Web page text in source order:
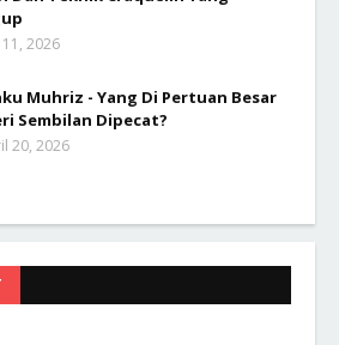
11, 2026
Muhriz - Yang Di Pertuan Besar
Sembilan Dipecat?
20, 2026